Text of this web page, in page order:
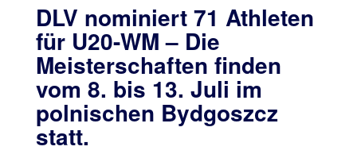
DLV nominiert 71 Athleten
für U20-WM – Die
Meisterschaften finden
vom 8. bis 13. Juli im
polnischen Bydgoszcz
statt.